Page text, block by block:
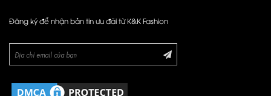
Đăng ký để nhận bản tin ưu đãi từ K&K Fashion